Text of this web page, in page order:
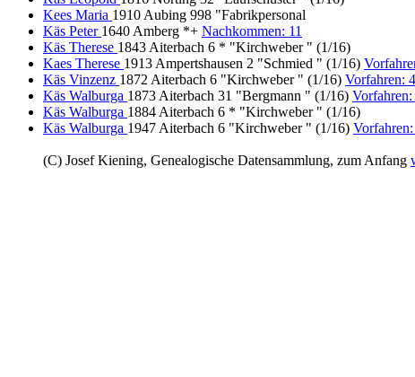
Kees Maria 1910 Aubing 998 "Fabrikpersonal
Käs Peter 1640 Amberg *+ Nachkommen: 11
Käs Therese 1843 Aiterbach 6 * "Kirchweber " (1/16)
Kaes Therese 1913 Ampertshausen 2 "Schmied " (1/16)
Käs Vinzenz 1872 Aiterbach 6 "Kirchweber " (1/16) Vorfahren:
Käs Walburga 1873 Aiterbach 31 "Bergmann " (1/16) Vorfahren:
Käs Walburga 1884 Aiterbach 6 * "Kirchweber " (1/16)
Käs Walburga 1947 Aiterbach 6 "Kirchweber " (1/16)
(C) Josef Kiening, Genealogische Datensammlung, zum Anfang